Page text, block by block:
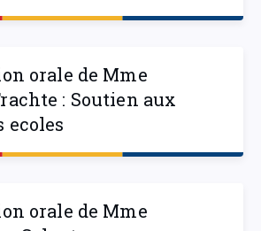
orale de Mme
: Soutien aux
ecoles
orale de Mme